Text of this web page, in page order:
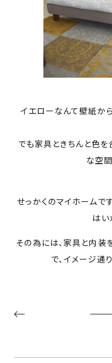
イエローなんて壁紙か
でも家具ときちんと色を
な空
せっかくのマイホームで
はい
その為には、家具と内装
で、イメージ通